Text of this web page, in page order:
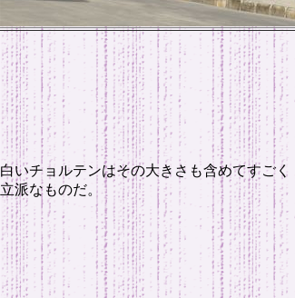
白いチョルテンはその大きさも含めてすごく
立派なものだ。